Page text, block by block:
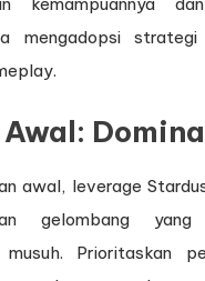
mengadopsi
Awal:
awal, leverage
gelombang
musuh. Prioritaskan